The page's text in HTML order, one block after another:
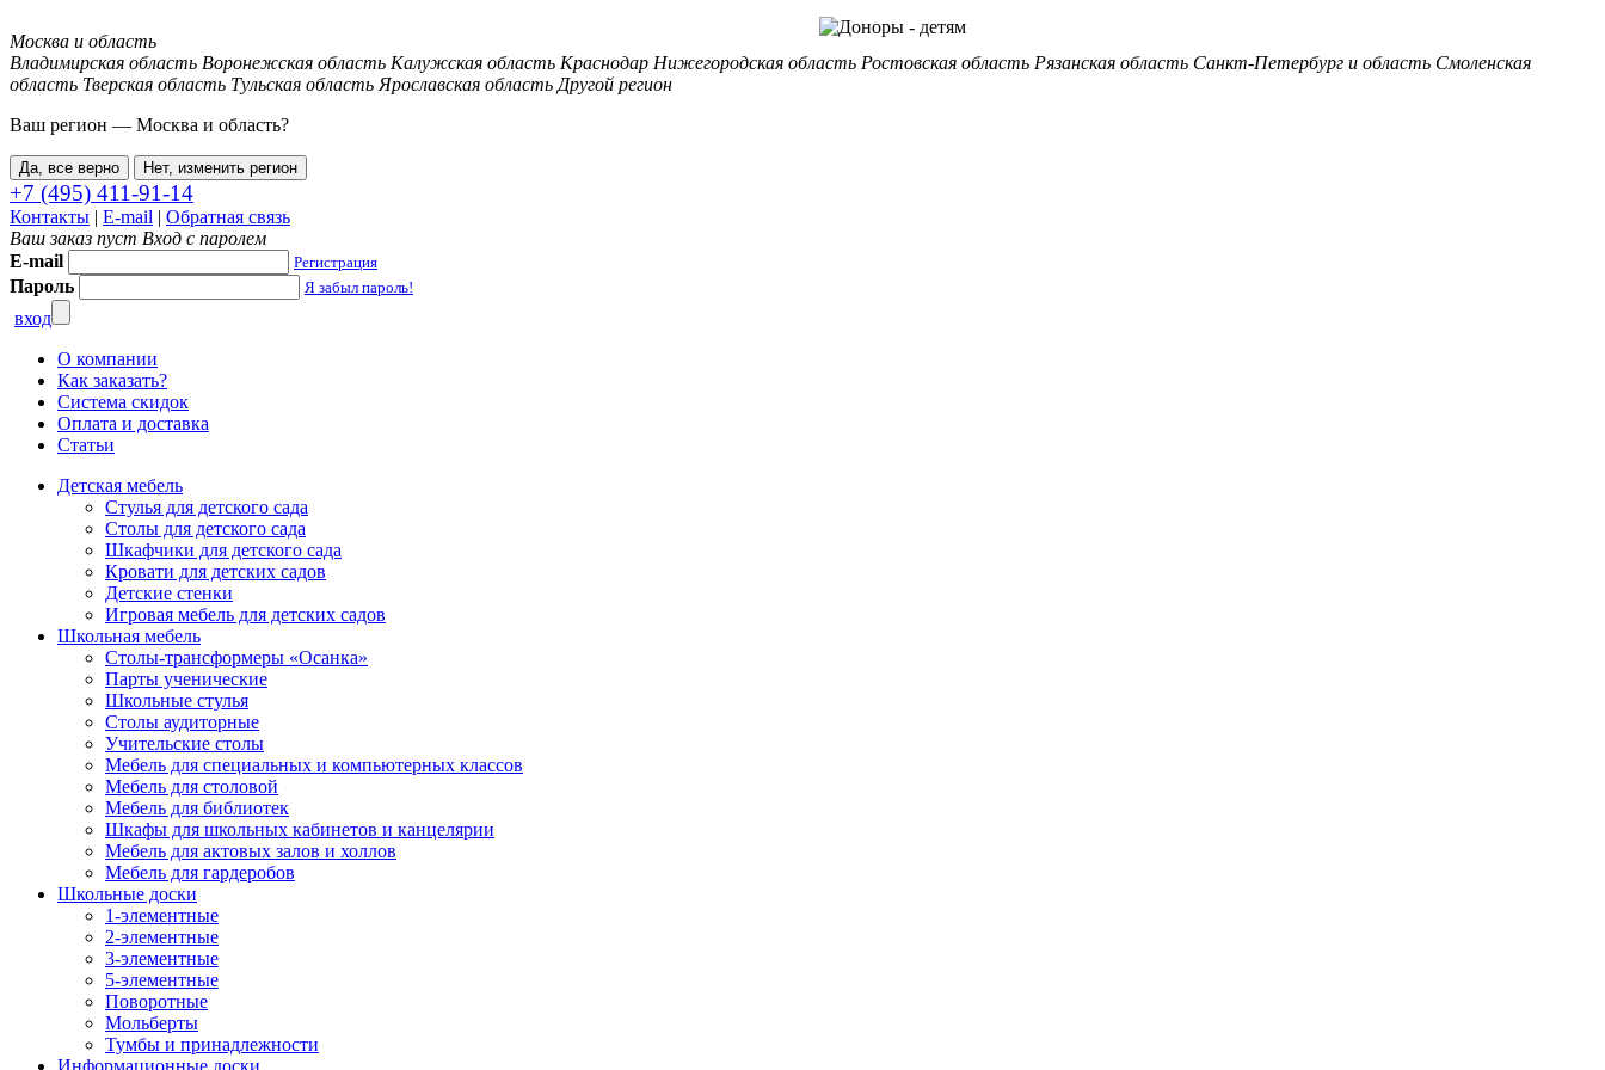
Москва и область
Владимирская область Воронежская область Калужская область Краснодар Нижегородская область Ростовская область Рязанская область Санкт-Петербург и область Смоленская
область Тверская область Тульская область Ярославская область Другой регион
Ваш регион — Москва и область?
Да, все верно Нет, изменить регион
+7 (495) 411-91-14
Контакты | E-mail | Обратная связь
Ваш заказ пуст Вход с паролем
E-mail
Регистрация
Пароль Я забыл пароль!
вход
О компании
Как заказать?
Система скидок
Оплата и доставка
Статьи
Детская мебель
Стулья для детского сада
Столы для детского сада
Шкафчики для детского сада
Кровати для детских садов
Детские стенки
Игровая мебель для детских садов
Школьная мебель
Столы-трансформеры «Осанка»
Парты ученические
Школьные стулья
Столы аудиторные
Учительские столы
Мебель для специальных и компьютерных классов
Мебель для столовой
Мебель для библиотек
Шкафы для школьных кабинетов и канцелярии
Мебель для актовых залов и холлов
Мебель для гардеробов
Школьные доски
1-элементные
2-элементные
3-элементные
5-элементные
Поворотные
Мольберты
Тумбы и принадлежности
Информационные доски